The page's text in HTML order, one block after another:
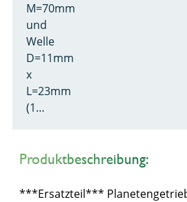
M=70mm
und
Welle
D=11mm
x
L=23mm
(1…
Produktbeschreibung:
***Ersatzteil***